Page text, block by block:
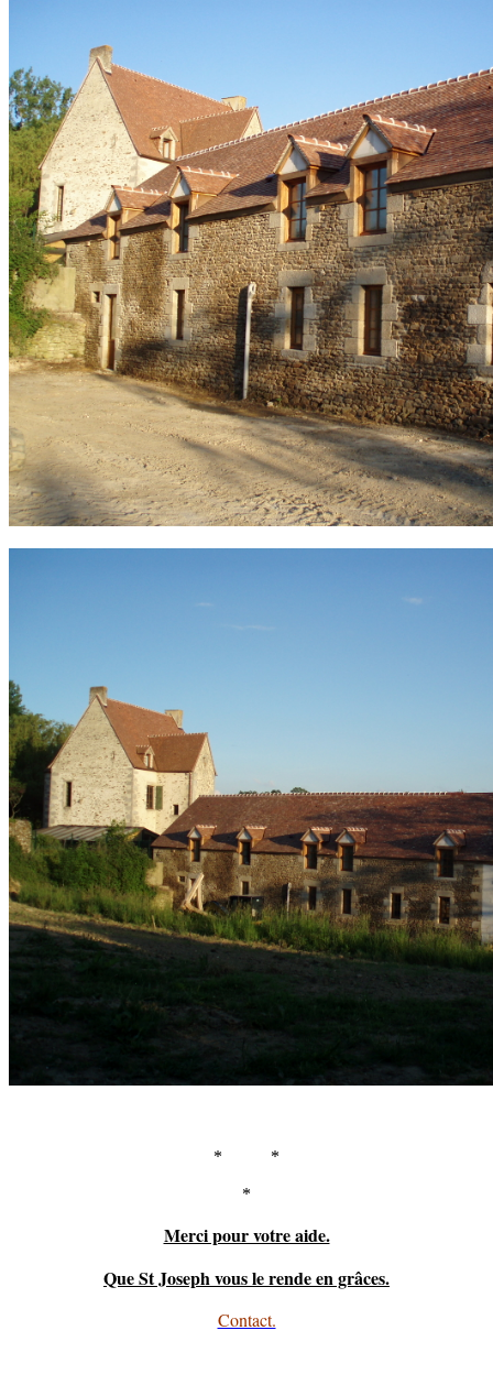
* *
*
Merci pour votre aide.
Que St Joseph vous le rende en grâces.
Contact.